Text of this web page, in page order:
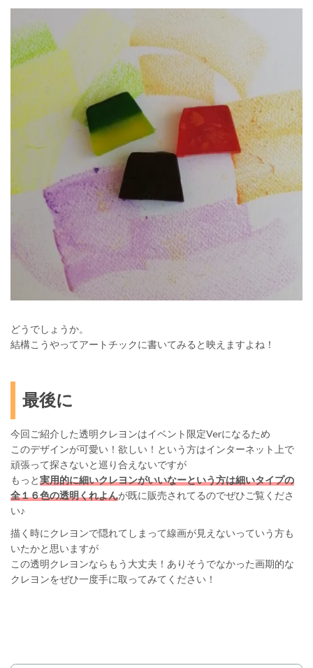
どうでしょうか。
結構こうやってアートチックに書いてみると映えますよね！
最後に
今回ご紹介した透明クレヨンはイベント限定Verになるため
このデザインが可愛い！欲しい！という方はインターネット上で
頑張って探さないと巡り合えないですが
もっと実用的に細いクレヨンがいいなーという方は細いタイプの
全１６色の透明くれよんが既に販売されてるのでぜひご覧くださ
い♪
描く時にクレヨンで隠れてしまって線画が見えないっていう方も
いたかと思いますが
この透明クレヨンならもう大丈夫！ありそうでなかった画期的な
クレヨンをぜひ一度手に取ってみてください！